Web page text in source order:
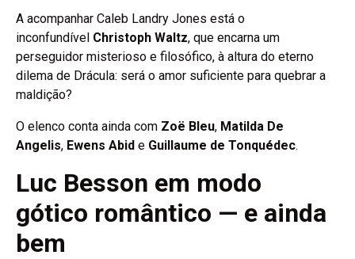
A acompanhar Caleb Landry Jones está o
inconfundível Christoph Waltz, que encarna um
perseguidor misterioso e filosófico, à altura do eterno
dilema de Drácula: será o amor suficiente para quebrar a
maldição?
O elenco conta ainda com Zoë Bleu, Matilda De
Angelis, Ewens Abid e Guillaume de Tonquédec.
Luc Besson em modo
gótico romântico — e ainda
bem